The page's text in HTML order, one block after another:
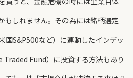
もしれません。その為には銘柄選定
国S&P500など）に連動したインデッ
Fund）に投資する方法もあり